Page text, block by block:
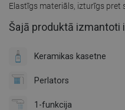
Elastīgs materiāls, izturīgs pret
Šajā produktā izmantoti
Keramikas kasetne
Perlators
1-funkcija